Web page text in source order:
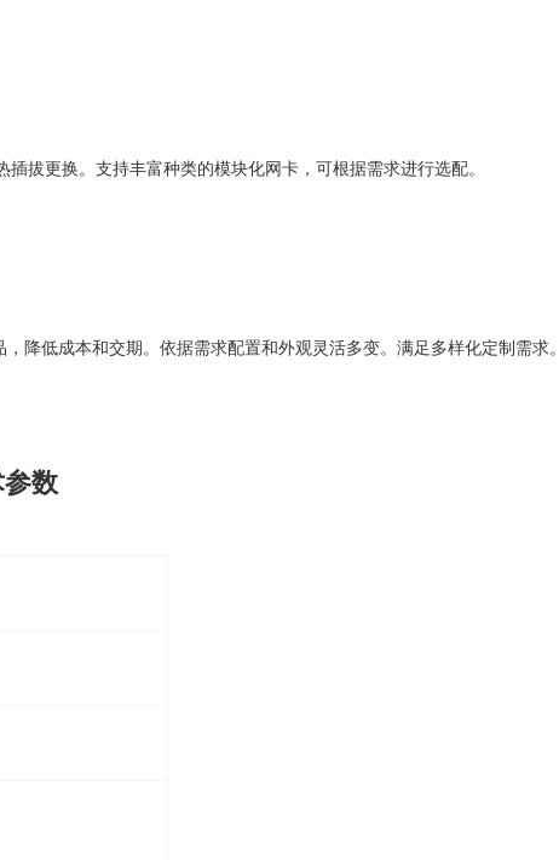
拔更换。支持丰富种类的模块化网卡，可根据需求进行选配。
降低成本和交期。依据需求配置和外观灵活多变。满足多样化定制需求。
数